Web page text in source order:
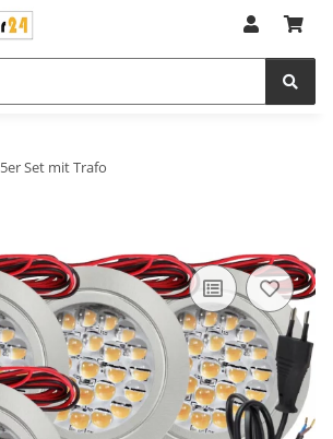
5er Set mit Trafo